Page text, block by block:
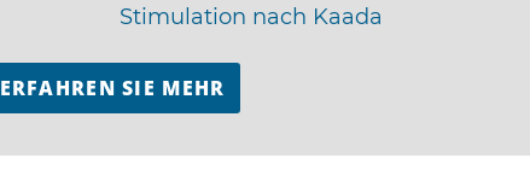
Stimulation nach Kaada
ERFAHREN SIE MEHR